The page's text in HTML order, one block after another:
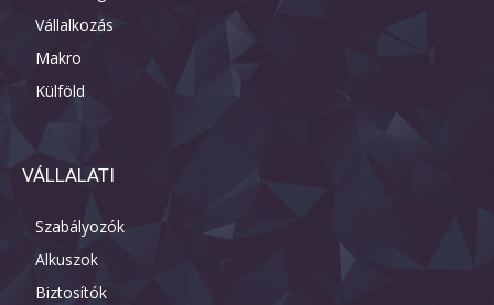
Vállalkozás
Makro
Külföld
VÁLLALATI
Szabályozók
Alkuszok
Biztosítók